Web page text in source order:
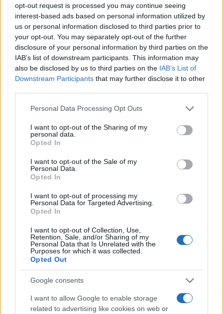
opt-out request is processed you may continue seeing
interest-based ads based on personal information utilized by
us or personal information disclosed to third parties prior to
your opt-out. You may separately opt-out of the further
disclosure of your personal information by third parties on the
IAB’s list of downstream participants. This information may
also be disclosed by us to third parties on the IAB’s List of
Downstream Participants that may further disclose it to other
Please note that this website/app uses one or more Google
not limited to your visit or usage behaviour. You may click to
grant or deny consent to Google and its third-party tags to
use your data for below specified purposes in below Google
consent section.
Personal Data Processing Opt Outs
I want to opt-out of the Sharing of my
personal data.
Opted In
I want to opt-out of the Sale of my
Personal Data.
Opted In
I want to opt-out of processing my
Personal Data for Targeted Advertising.
Opted In
I want to opt-out of Collection, Use,
Retention, Sale, and/or Sharing of my
Personal Data that Is Unrelated with the
Purposes for which it was collected.
Opted Out
Google consents
I want to allow Google to enable storage
related to advertising like cookies on web or
Itt az ÉVOSZ megoldása a hőhullámok és az
energiakrízis kezelésére
Országos hírek
Minden, amit a GED Afrika projektről
tudni kell
Kultúra
Túlfogyasztás napja - július 30-ra
felhasználta az emberiség a Föld egész